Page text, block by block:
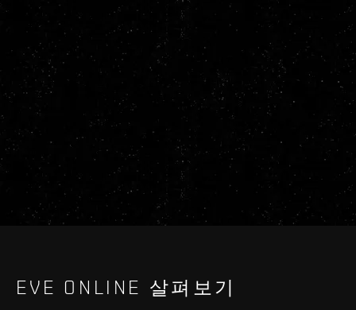
EVE ONLINE 살펴보기